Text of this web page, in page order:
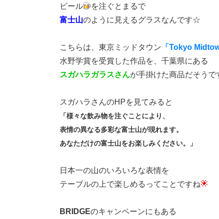
ビール
を注ぐとまるで
富士山のように見えるグラスなんです☆
こちらは、東京ミッドタウン 「Tokyo
水野学賞を受賞した作品を、千葉県にある
スガハラガラスさんが手掛けた商品だそうで
スガハラさんのHPを見てみると
「様々な飲み物を注ぐことにより、
表情の異なる多彩な富士山が現れます。
あなただけの富士山をお楽しみください。」
日本一の山のいろいろな表情を
テーブルの上で楽しめるってことですね
BRIDGEのキャンペーンにもある